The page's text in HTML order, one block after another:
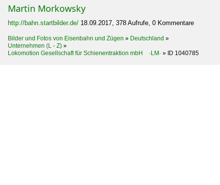
Martin Morkowsky
http://bahn.startbilder.de/ 18.09.2017, 378 Aufrufe, 0 Kommentare
Bilder und Fotos von Eisenbahn und Zügen » Deutschland »
Unternehmen (L - Z) »
Lokomotion Gesellschaft für Schienentraktion mbH ·LM· » ID 1040785